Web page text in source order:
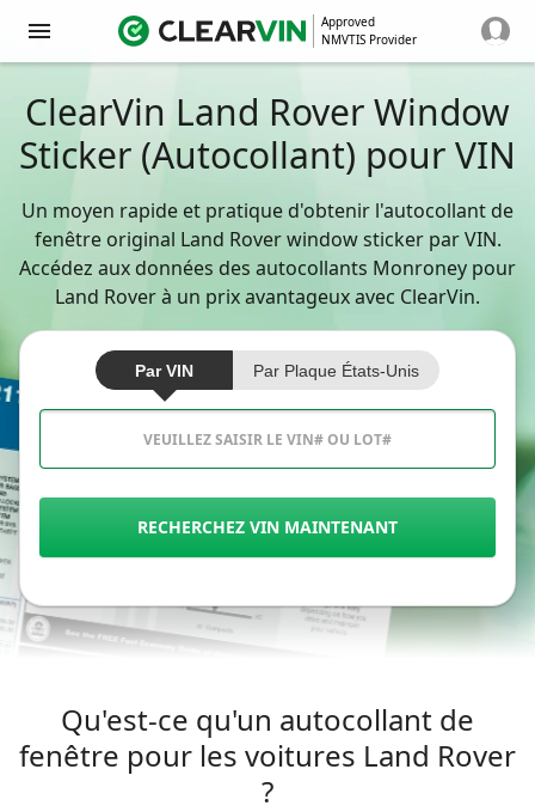
Approved
NMVTIS Provider
ClearVin Land Rover Window
Sticker (Autocollant) pour VIN
Un moyen rapide et pratique d'obtenir l'autocollant de
fenêtre original Land Rover window sticker par VIN.
Accédez aux données des autocollants Monroney pour
Land Rover à un prix avantageux avec ClearVin.
Par VIN Par Plaque États-Unis
RECHERCHEZ VIN MAINTENANT
Qu'est-ce qu'un autocollant de
fenêtre pour les voitures Land Rover
?